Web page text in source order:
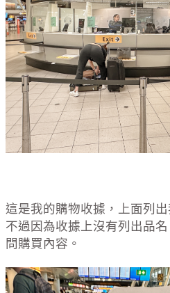
這是我的購物收據，上面列出
不過因為收據上沒有列出品
問購買內容。